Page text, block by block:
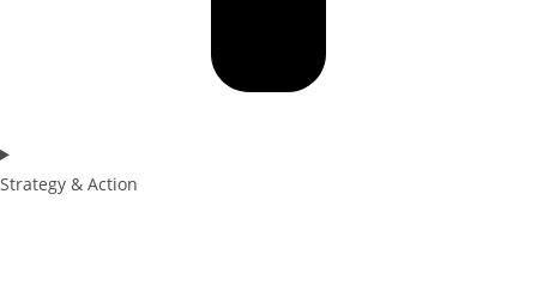
Strategy & Action